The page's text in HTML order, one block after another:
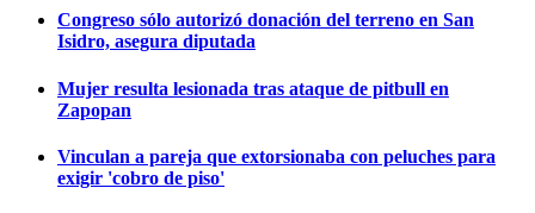
Congreso sólo autorizó donación del terreno en San
Isidro, asegura diputada
Mujer resulta lesionada tras ataque de pitbull en
Zapopan
Vinculan a pareja que extorsionaba con peluches para
exigir 'cobro de piso'